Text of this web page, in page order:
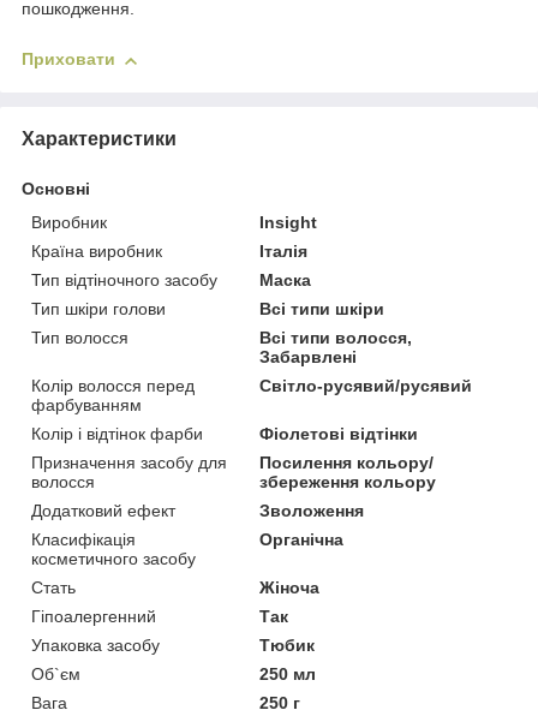
пошкодження.
Приховати
Характеристики
Основні
Виробник
Insight
Країна виробник
Італія
Тип відтіночного засобу
Маска
Тип шкіри голови
Всі типи шкіри
Тип волосся
Всі типи волосся,
Забарвлені
Колір волосся перед
фарбуванням
Світло-русявий/русявий
Колір і відтінок фарби
Фіолетові відтінки
Призначення засобу для
волосся
Посилення кольору/
збереження кольору
Додатковий ефект
Зволоження
Класифікація
косметичного засобу
Органічна
Стать
Жіноча
Гіпоалергенний
Так
Упаковка засобу
Тюбик
Об`єм
250 мл
Вага
250 г